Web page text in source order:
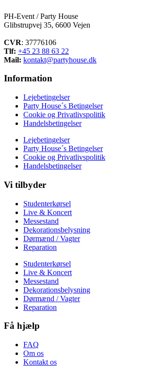
PH-Event / Party House
Glibstrupvej 35, 6600 Vejen
CVR: 37776106
Tlf: +45 23 88 63 22
Mail: kontakt@partyhouse.dk
Information
Lejebetingelser
Party House´s Betingelser
Cookie og Privatlivspolitik
Handelsbetingelser
Lejebetingelser
Party House´s Betingelser
Cookie og Privatlivspolitik
Handelsbetingelser
Vi tilbyder
Studenterkørsel
Live & Koncert
Messestand
Dekorationsbelysning
Dørmænd / Vagter
Reparation
Studenterkørsel
Live & Koncert
Messestand
Dekorationsbelysning
Dørmænd / Vagter
Reparation
Få hjælp
FAQ
Om os
Kontakt os